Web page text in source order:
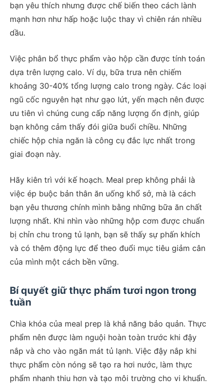
bạn yêu thích nhưng được chế biến theo cách lành
mạnh hơn như hấp hoặc luộc thay vì chiên rán nhiều
dầu.
Việc phân bổ thực phẩm vào hộp cần được tính toán
dựa trên lượng calo. Ví dụ, bữa trưa nên chiếm
khoảng 30-40% tổng lượng calo trong ngày. Các loại
ngũ cốc nguyên hạt như gạo lứt, yến mạch nên được
ưu tiên vì chúng cung cấp năng lượng ổn định, giúp
bạn không cảm thấy đói giữa buổi chiều. Những
chiếc hộp chia ngăn là công cụ đắc lực nhất trong
giai đoạn này.
Hãy kiên trì với kế hoạch. Meal prep không phải là
việc ép buộc bản thân ăn uống khổ sở, mà là cách
bạn yêu thương chính mình bằng những bữa ăn chất
lượng nhất. Khi nhìn vào những hộp cơm được chuẩn
bị chỉn chu trong tủ lạnh, bạn sẽ thấy sự phấn khích
và có thêm động lực để theo đuổi mục tiêu giảm cân
của mình một cách bền vững.
Bí quyết giữ thực phẩm tươi ngon trong
tuần
Chìa khóa của meal prep là khả năng bảo quản. Thực
phẩm nên được làm nguội hoàn toàn trước khi đậy
nắp và cho vào ngăn mát tủ lạnh. Việc đậy nắp khi
thực phẩm còn nóng sẽ tạo ra hơi nước, làm thực
phẩm nhanh thiu hơn và tạo môi trường cho vi khuẩn.